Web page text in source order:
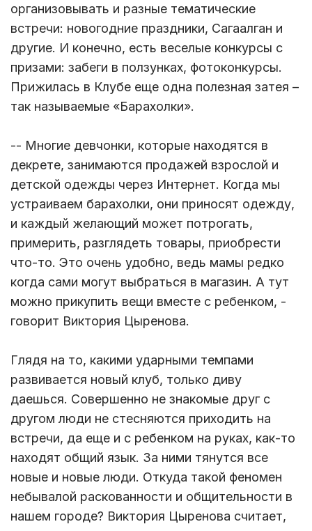
организовывать и разные тематические
встречи: новогодние праздники, Сагаалган и
другие. И конечно, есть веселые конкурсы с
призами: забеги в ползунках, фотоконкурсы.
Прижилась в Клубе еще одна полезная затея –
так называемые «Барахолки».
-- Многие девчонки, которые находятся в
декрете, занимаются продажей взрослой и
детской одежды через Интернет. Когда мы
устраиваем барахолки, они приносят одежду,
и каждый желающий может потрогать,
примерить, разглядеть товары, приобрести
что-то. Это очень удобно, ведь мамы редко
когда сами могут выбраться в магазин. А тут
можно прикупить вещи вместе с ребенком, -
говорит Виктория Цыренова.
Глядя на то, какими ударными темпами
развивается новый клуб, только диву
даешься. Совершенно не знакомые друг с
другом люди не стесняются приходить на
встречи, да еще и с ребенком на руках, как-то
находят общий язык. За ними тянутся все
новые и новые люди. Откуда такой феномен
небывалой раскованности и общительности в
нашем городе? Виктория Цыренова считает,